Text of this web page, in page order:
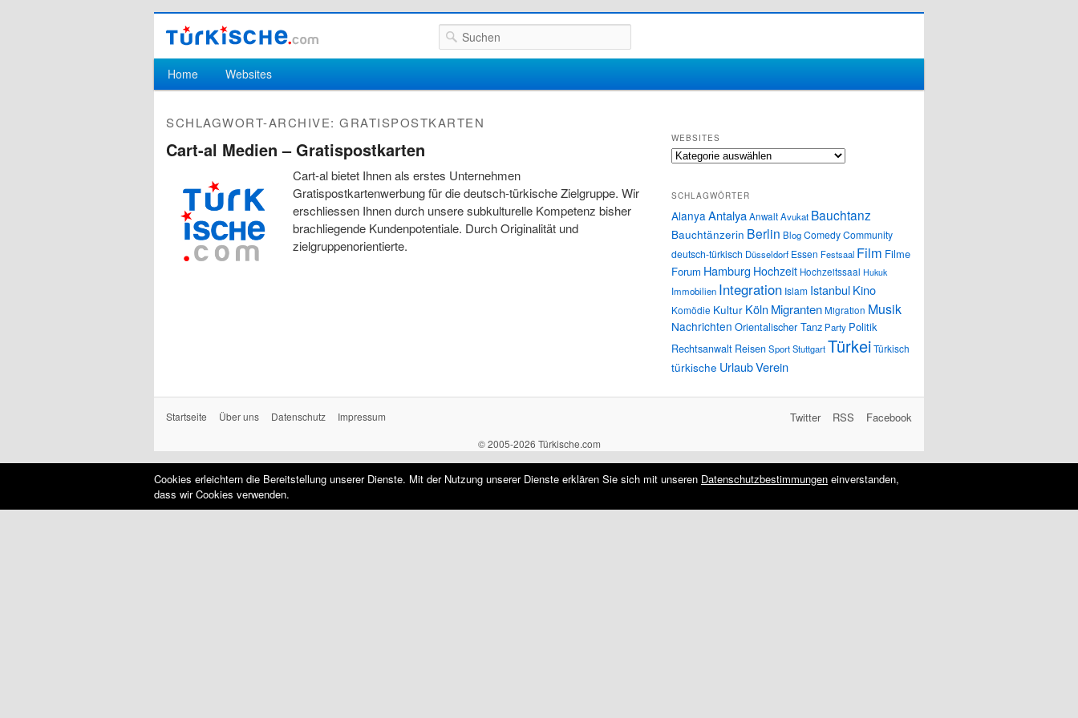
Suchen
Hauptmenü
Zum Inhalt wechseln
Zum sekundären Inhalt wechseln
Home Websites
SCHLAGWORT-ARCHIVE: GRATISPOSTKARTEN
Cart-al Medien – Gratispostkarten
Cart-al bietet Ihnen als erstes Unternehmen
Gratispostkartenwerbung für die deutsch-türkische Zielgruppe. Wir
erschliessen Ihnen durch unsere subkulturelle Kompetenz bisher
brachliegende Kundenpotentiale. Durch Originalität und
zielgruppenorientierte.
WEBSITES
Websites
SCHLAGWÖRTER
Alanya AntalyaAnwaltAvukat Bauchtanz
Bauchtänzerin Berlin BlogComedyCommunity
deutsch-türkisch Düsseldorf Essen Festsaal Film Filme
Forum Hamburg Hochzeit Hochzeitssaal Hukuk
Immobilien Integration Islam IstanbulKino
Komödie Kultur Köln MigrantenMigration Musik
Nachrichten Orientalischer Tanz Party Politik
Rechtsanwalt ReisenSportStuttgartTürkeiTürkisch
türkische UrlaubVerein
Startseite Über uns Datenschutz Impressum Facebook
RSS
Twitter
© 2005-2026 Türkische.com
Cookies erleichtern die Bereitstellung unserer Dienste. Mit der Nutzung unserer Dienste erklären Sie sich mit unseren Datenschutzbestimmungen einverstanden,
dass wir Cookies verwenden.